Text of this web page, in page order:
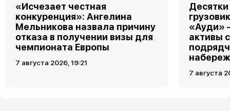
«Исчезает честная
конкуренция»: Ангелина
Мельникова назвала причину
отказа в получении визы для
чемпионата Европы
7 августа 2026, 19:21
«Ауди»
активы
7 августа